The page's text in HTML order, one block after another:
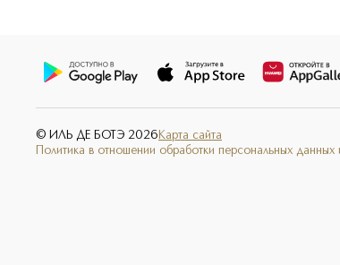
© ИЛЬ ДЕ БОТЭ 2026 Карта сайта
Политика в отношении обработки персональных